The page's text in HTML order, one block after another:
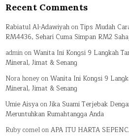
Recent Comments
Rabiatul Al-AdawiyahonTips Mudah
RM4436, Sehari Cuma Simpan RM2
adminonWanita Ini Kongsi 9 Langkah
Mineral, Jimat & Senang
Nora honeyonWanita Ini Kongsi 9
Mineral, Jimat & Senang
Umie AisyaonJika Suami Terjebak
Meruntuhkan Rumahtangga Anda
Ruby comelonAPA ITU HARTA